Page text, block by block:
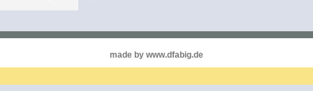
made by www.dfabig.de